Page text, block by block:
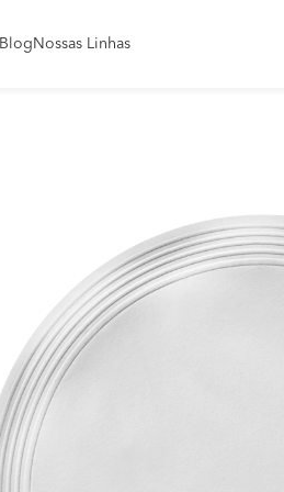
Blog Nossas Linhas